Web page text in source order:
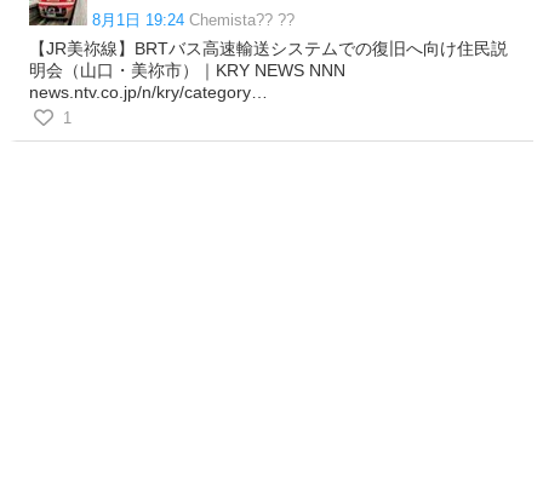
8月1日 19:24 Chemista?? ??
【JR美祢線】BRTバス高速輸送システムでの復旧へ向け住民説
明会（山口・美祢市）｜KRY NEWS NNN
news.ntv.co.jp/n/kry/category…
1